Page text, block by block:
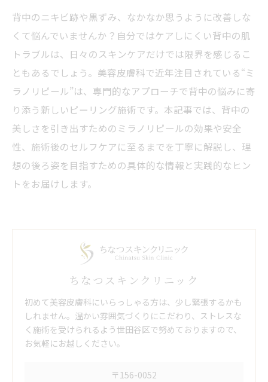
背中のニキビ跡や黒ずみ、なかなか思うように改善しな
くて悩んでいませんか？自分ではケアしにくい背中の肌
トラブルは、日々のスキンケアだけでは限界を感じるこ
ともあるでしょう。美容皮膚科で近年注目されている“ミ
ラノリピール”は、専門的なアプローチで背中の悩みに寄
り添う新しいピーリング施術です。本記事では、背中の
美しさを引き出すためのミラノリピールの効果や安全
性、施術後のセルフケアに至るまでを丁寧に解説し、理
想の後ろ姿を目指すための具体的な情報と実践的なヒン
トをお届けします。
ちなつスキンクリニック
初めて美容皮膚科にいらっしゃる方は、少し緊張するかも
しれません。温かい雰囲気づくりにこだわり、ストレスな
く施術を受けられるよう世田谷区で努めておりますので、
お気軽にお越しください。
〒156-0052